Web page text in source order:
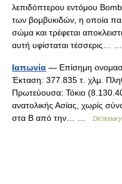
λεπιδόπτερου εντόμου
των βομβυκιδών, η οποία
σώμα και τρέφεται
αυτή υφίσταται τέσσερις…
Ιαπωνία — Επίσημη
Έκταση: 377.835 τ. χλμ.
Πρωτεύουσα: Τόκιο
ανατολικής Ασίας, χωρίς
στα Β από την… …